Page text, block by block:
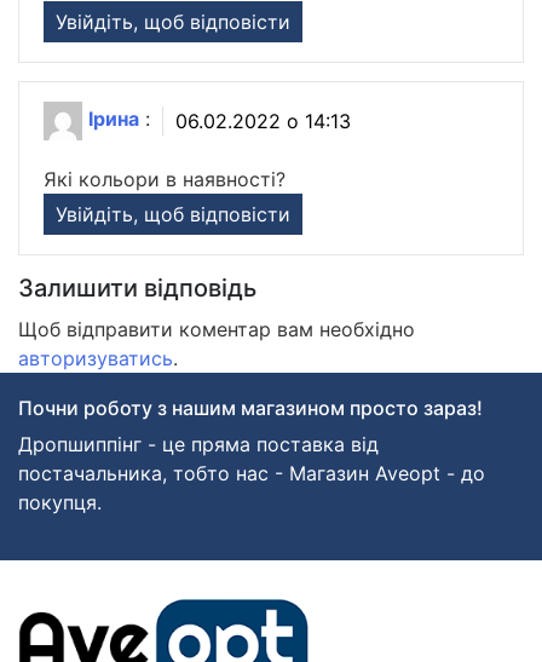
Увійдіть, щоб відповісти
Ірина : 06.02.2022 о 14:13
Які кольори в наявності?
Увійдіть, щоб відповісти
Залишити відповідь
Щоб відправити коментар вам необхідно
авторизуватись.
Почни роботу з нашим магазином просто зараз!
Дропшиппінг - це пряма поставка від
постачальника, тобто нас - Магазин Aveopt - до
покупця.